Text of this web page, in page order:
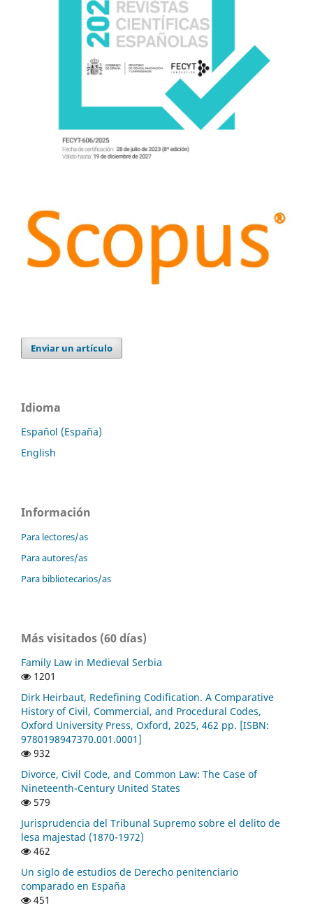
Enviar un artículo
Idioma
Español (España)
English
Información
Para lectores/as
Para autores/as
Para bibliotecarios/as
Más visitados (60 días)
Family Law in Medieval Serbia
1201
Dirk Heirbaut, Redefining Codification. A Comparative
History of Civil, Commercial, and Procedural Codes,
Oxford University Press, Oxford, 2025, 462 pp. [ISBN:
9780198947370.001.0001]
932
Divorce, Civil Code, and Common Law: The Case of
Nineteenth-Century United States
579
Jurisprudencia del Tribunal Supremo sobre el delito de
lesa majestad (1870-1972)
462
Un siglo de estudios de Derecho penitenciario
comparado en España
451